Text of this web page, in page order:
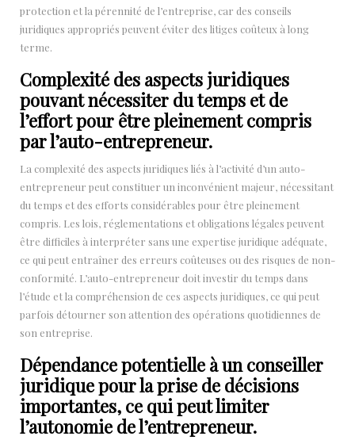
protection et la pérennité de l’entreprise, car des conseils
juridiques appropriés peuvent éviter des litiges coûteux à long
terme.
Complexité des aspects juridiques
pouvant nécessiter du temps et de
l’effort pour être pleinement compris
par l’auto-entrepreneur.
La complexité des aspects juridiques liés à l’activité d’un auto-
entrepreneur peut constituer un inconvénient majeur, nécessitant
du temps et des efforts considérables pour être pleinement
compris. Les lois, réglementations et obligations légales peuvent
être difficiles à interpréter sans une expertise juridique adéquate,
ce qui peut entraîner des erreurs coûteuses ou des risques de non-
conformité. L’auto-entrepreneur doit investir du temps dans
l’étude et la compréhension de ces aspects juridiques, ce qui peut
parfois détourner son attention des opérations quotidiennes de
son entreprise.
Dépendance potentielle à un conseiller
juridique pour la prise de décisions
importantes, ce qui peut limiter
l’autonomie de l’entrepreneur.